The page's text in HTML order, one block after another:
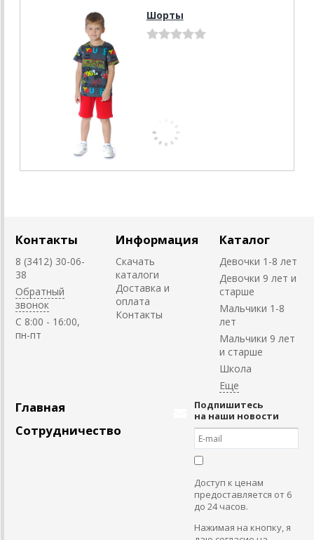
Шорты
Контакты
8 (3412) 30-06-
38
Обратный
звонок
C 8:00 - 16:00,
пн-пт
Информация
Скачать
каталоги
Доставка и
оплата
Контакты
Каталог
Девочки 1-8 лет
Девочки 9 лет и
старше
Мальчики 1-8
лет
Мальчики 9 лет
и старше
Школа
Главная
Сотрудничество
Подпишитесь
на наши новости
Доступ к ценам
предоставляется от 6
до 24 часов.
Нажимая на кнопку, я